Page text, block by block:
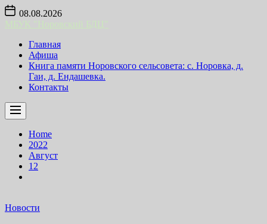
Skip
content
08.08.2026
Главная
Афиша
Книга памяти Норовского сельсовета: с. Норовка, д.
Гаи, д. Ендашевка.
Контакты
Home
2022
Август
12
Новости